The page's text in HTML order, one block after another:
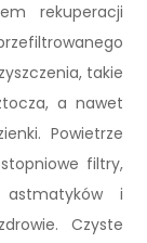
rekuperacji
takie
a nawet
Powietrze
filtry,
i
Czyste